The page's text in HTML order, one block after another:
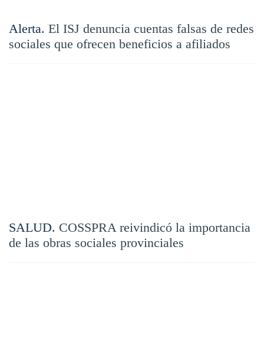
Alerta. El ISJ denuncia cuentas falsas de redes
sociales que ofrecen beneficios a afiliados
SALUD. COSSPRA reivindicó la importancia
de las obras sociales provinciales